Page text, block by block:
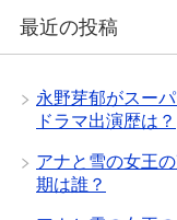
最近の投稿
永野芽郁がスー
ドラマ出演歴は？
アナと雪の女王
期は誰？